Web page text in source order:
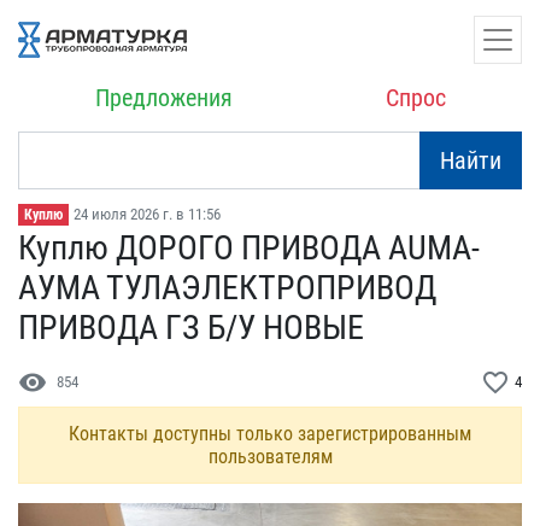
Предложения Спрос
Найти
Куплю 24 июля 2026 г. в 11:56
Куплю ДОРОГО ПРИВОДА AUM​A-
АУМА ТУЛАЭЛЕКТРОПРИВОД​
ПРИВОДА ГЗ Б/У НОВЫЕ
visibility 854 favorite_border 4
Контакты доступны только зарегистрированным
пользователям